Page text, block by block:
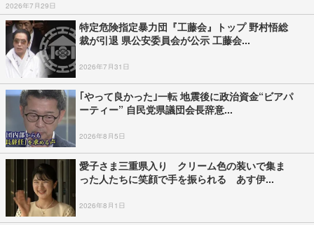
2026年7月29日
特定危険指定暴力団『工藤会』トップ 野村悟総
裁が引退 県公安委員会が公示 工藤会...
2026年7月31日
｢やって良かった｣一転 地震後に政治資金“ビアパ
ーティー” 自民党県議団会長辞意...
2026年8月5日
愛子さま三重県入り クリーム色の装いで集ま
った人たちに笑顔で手を振られる あす伊...
2026年8月1日